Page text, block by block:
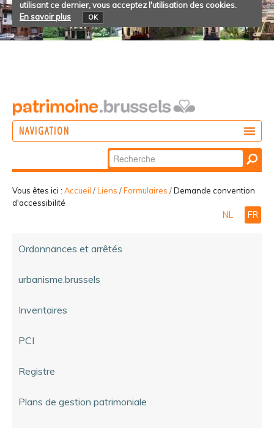
utilisant ce dernier, vous acceptez l'utilisation des cookies.
En savoir plus
OK
NAVIGATION
PARTICIPER
Chercher par
Recherche
avancée…
Vous êtes ici : Accueil /Liens /Formulaires /Demande convention
d'accessibilité
NL FR
Ordonnances et arrêtés
urbanisme.brussels
Inventaires
PCI
Registre
Plans de gestion patrimoniale